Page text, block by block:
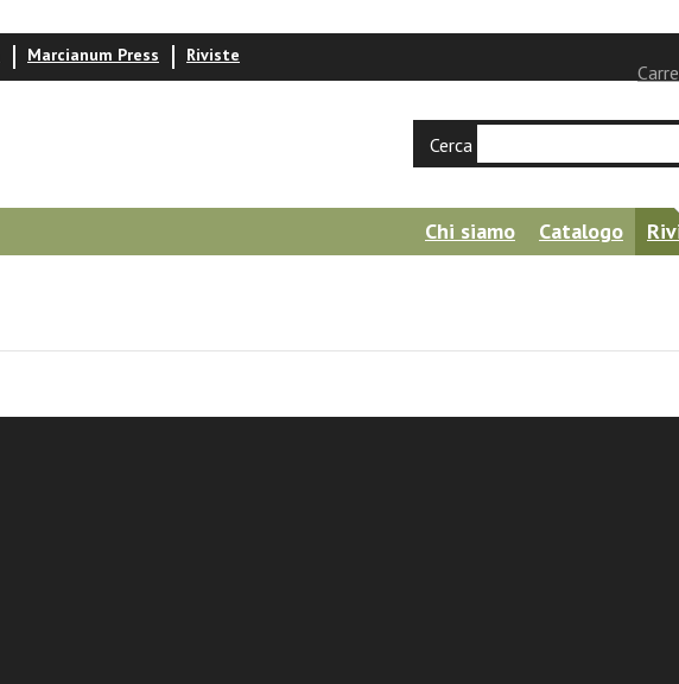
Marcianum Press Riviste
Cerca
Chi siamo Catalogo